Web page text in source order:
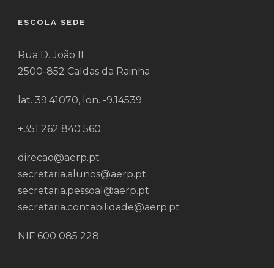
ESCOLA SEDE
Rua D. João II
2500-852 Caldas da Rainha
lat. 39.41070, lon. -9.14539
+351 262 840 560
direcao@aerp.pt
secretaria.alunos@aerp.pt
secretaria.pessoal@aerp.pt
secretaria.contabilidade@aerp.pt
NIF 600 085 228